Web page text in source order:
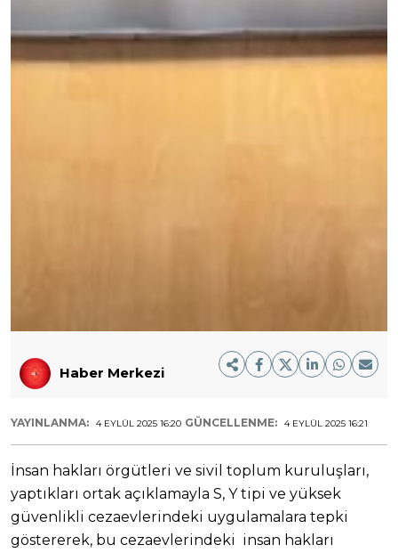
Haber Merkezi
YAYINLANMA: 4 EYLÜL 2025 16:20 GÜNCELLENME: 4 EYLÜL 2025 16:21
İnsan hakları örgütleri ve sivil toplum kuruluşları,
yaptıkları ortak açıklamayla S, Y tipi ve yüksek
güvenlikli cezaevlerindeki uygulamalara tepki
göstererek, bu cezaevlerindeki insan hakları